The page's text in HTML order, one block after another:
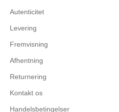
Autenticitet
Levering
Fremvisning
Afhentning
Returnering
Kontakt os
Handelsbetingelser